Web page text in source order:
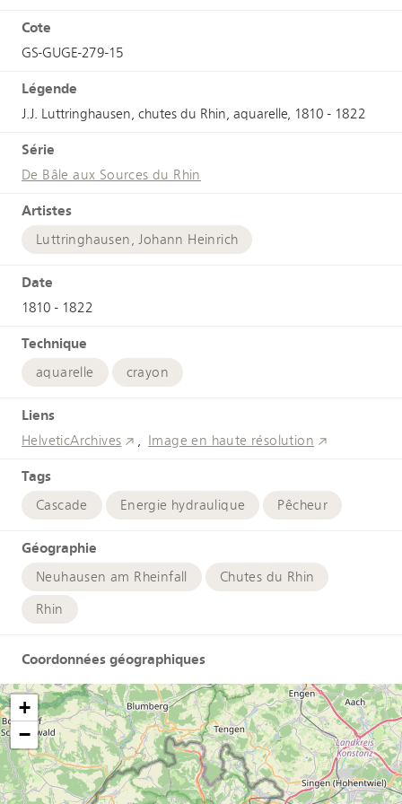
Cote
GS-GUGE-279-15
Légende
J.J. Luttringhausen, chutes du Rhin, aquarelle, 1810 - 1822
Série
De Bâle aux Sources du Rhin
Artistes
Luttringhausen, Johann Heinrich
Date
1810 - 1822
Technique
aquarelle crayon
Liens
HelveticArchives Image en haute résolution
Tags
Cascade Energie hydraulique Pêcheur
Géographie
Neuhausen am Rheinfall
Chutes du Rhin
Rhin
Coordonnées géographiques
+
−